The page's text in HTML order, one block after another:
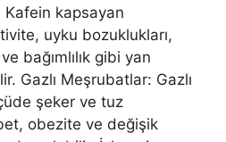
kapsayan
uyku bozuklukları,
bağımlılık gibi yan
Gazlı Meşrubatlar: Gazlı
şeker ve tuz
obezite ve değişik